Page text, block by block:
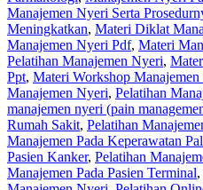
Manajemen Nyeri Serta
Meningkatkan, Materi Diklat
Manajemen Nyeri Pdf, Materi
Pelatihan Manajemen Nyeri,
Ppt, Materi Workshop
Manajemen Nyeri, Pelatihan
manajemen nyeri (pain
Rumah Sakit, Pelatihan
Manajemen Pada Keperawatan
Pasien Kanker, Pelatihan
Manajemen Pada Pasien Terminal,